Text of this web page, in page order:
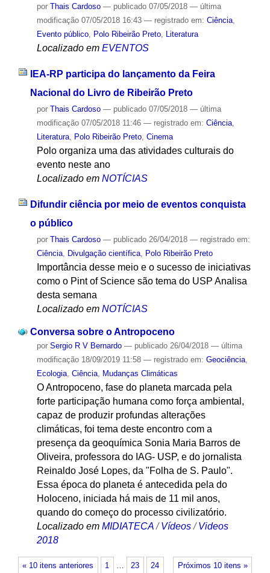
por Thais Cardoso — publicado07/05/2018 — última
modificação07/05/2018 16:43 — registrado em: Ciência,
Evento público, Polo Ribeirão Preto, Literatura
Localizado em EVENTOS
IEA-RP participa do lançamento da Feira
Nacional do Livro de Ribeirão Preto
por Thais Cardoso — publicado07/05/2018 — última
modificação07/05/2018 11:46 — registrado em: Ciência,
Literatura, Polo Ribeirão Preto, Cinema
Polo organiza uma das atividades culturais do
evento neste ano
Localizado em NOTÍCIAS
Difundir ciência por meio de eventos conquista
o público
por Thais Cardoso — publicado26/04/2018 — registrado em:
Ciência, Divulgação científica, Polo Ribeirão Preto
Importância desse meio e o sucesso de iniciativas
como o Pint of Science são tema do USP Analisa
desta semana
Localizado em NOTÍCIAS
Conversa sobre o Antropoceno
por Sergio R V Bernardo — publicado26/04/2018 — última
modificação18/09/2019 11:58 — registrado em: Geociência,
Ecologia, Ciência, Mudanças Climáticas
O Antropoceno, fase do planeta marcada pela
forte participação humana como força ambiental,
capaz de produzir profundas alterações
climáticas, foi tema deste encontro com a
presença da geoquímica Sonia Maria Barros de
Oliveira, professora do IAG- USP, e do jornalista
Reinaldo José Lopes, da "Folha de S. Paulo".
Essa época do planeta é antecedida pela do
Holoceno, iniciada há mais de 11 mil anos,
quando do começo do processo civilizatório.
Localizado em MIDIATECA /Vídeos /Videos
2018
« 10 itens anteriores Próximos 10 itens »
1 … 23 24